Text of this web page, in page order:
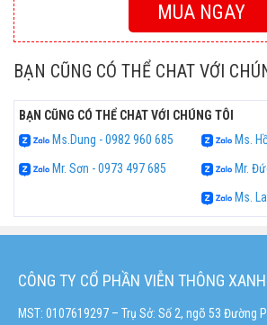
MUA NGAY
BẠN CŨNG CÓ THỂ CHAT VỚI
BẠN CŨNG CÓ THỂ CHAT VỚI CHÚNG TÔI
Ms.Dung - 0982 960 685
Ms.
Mr. Sơn - 0973 497 685
Mr.
Ms.
CÔNG TY CỔ PHẦN VIỄN THÔNG
MST: 0107619297 – Trụ Sở: Số 2, ngõ 53 Đường